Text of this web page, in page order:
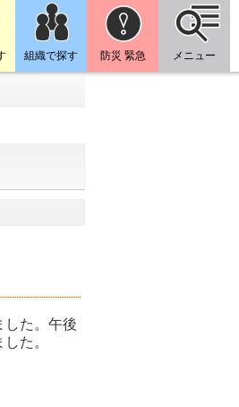
組織で探す 防災 緊急 メニュー
た。 午後
た。